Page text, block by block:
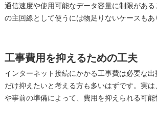
通信速度や使用可能なデータ容量に制限があ
の主回線として使うには物足りないケースもあ
工事費用を抑えるための工夫
インターネット接続にかかる工事費は必要な
だけ抑えたいと考える方も多いはずです。実
や事前の準備によって、費用を抑えられる可能